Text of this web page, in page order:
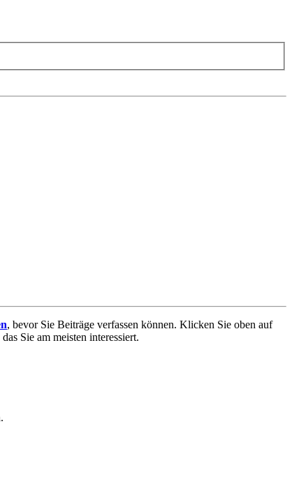
, bevor Sie Beiträge verfassen können. Klicken Sie oben auf
Sie am meisten interessiert.